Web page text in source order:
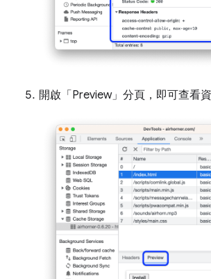
開啟「Preview」 分頁，即可查看資